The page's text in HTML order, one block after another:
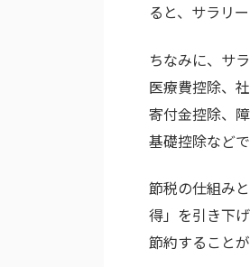
ると、サラリ
ちなみに、サ
医療費控除、
寄付金控除、
基礎控除などで
節税の仕組み
得」を引き下
節約することが